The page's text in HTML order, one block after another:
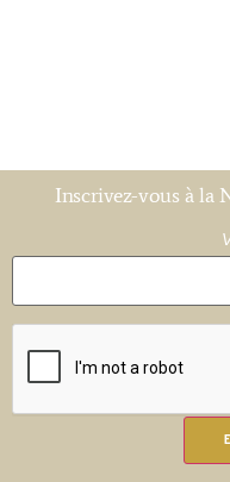
Inscrivez-vous à la